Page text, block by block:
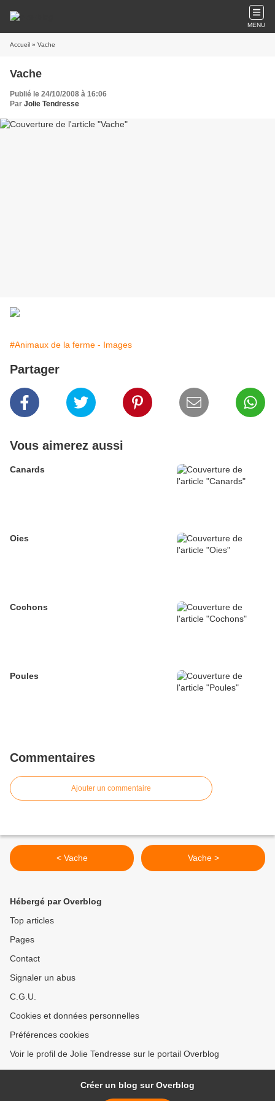
MENU
Accueil » Vache
Vache
Publié le 24/10/2008 à 16:06
Par Jolie Tendresse
#Animaux de la ferme - Images
Partager
Vous aimerez aussi
Canards
Oies
Cochons
Poules
Commentaires
Ajouter un commentaire
< Vache Vache >
Hébergé par Overblog
Top articles
Pages
Contact
Signaler un abus
C.G.U.
Cookies et données personnelles
Préférences cookies
Voir le profil de Jolie Tendresse sur le portail Overblog
Créer un blog sur Overblog